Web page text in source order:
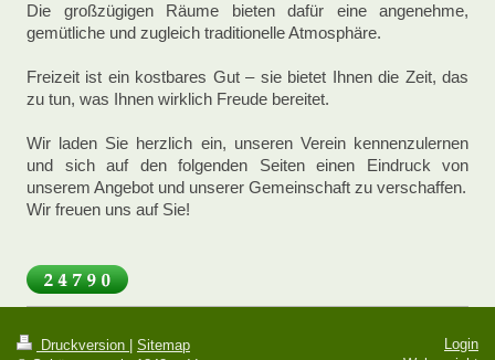
Die großzügigen Räume bieten dafür eine angenehme,
gemütliche und zugleich traditionelle Atmosphäre.
Freizeit ist ein kostbares Gut – sie bietet Ihnen die Zeit, das
zu tun, was Ihnen wirklich Freude bereitet.
Wir laden Sie herzlich ein, unseren Verein kennenzulernen
und sich auf den folgenden Seiten einen Eindruck von
unserem Angebot und unserer Gemeinschaft zu verschaffen.
Wir freuen uns auf Sie!
Druckversion
Sitemap
Login